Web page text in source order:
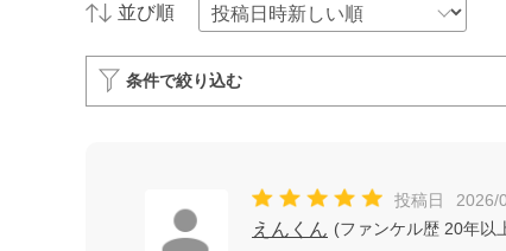
並び順
条件で絞り込む
投稿日 2026/
えんくん (ファンケル歴 20年以